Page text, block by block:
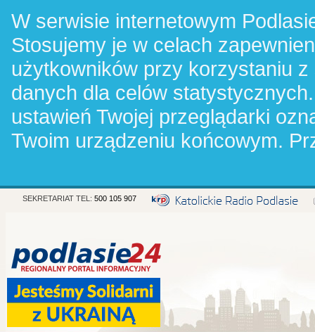
W serwisie internetowym
Stosujemy je w celach
użytkowników przy korzystaniu
danych dla celów
ustawień Twojej przeglądarki
Twoim urządzeniu końcowym.
SEKRETARIAT TEL: 500 105 907